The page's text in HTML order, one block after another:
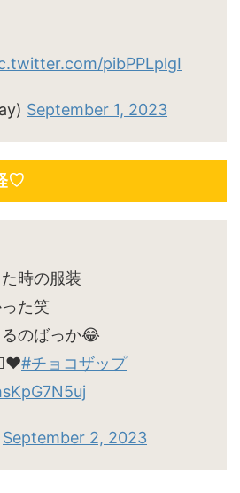
pibPPLplgI
September 1, 2023
♡
時の服装
た笑
のばっか😂
#チョコザップ
September 2, 2023